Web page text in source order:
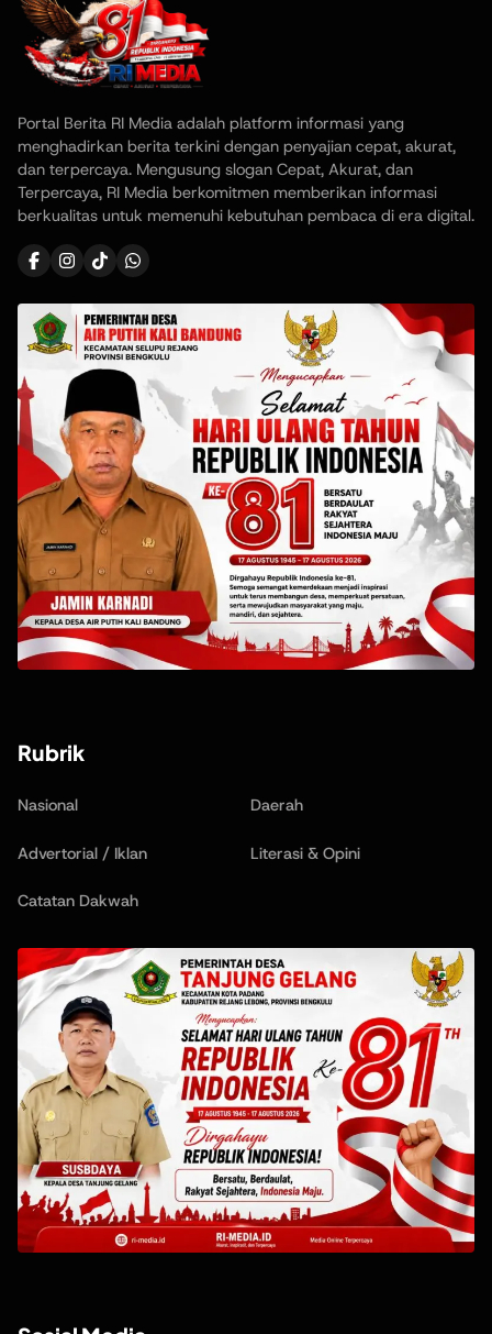
Portal Berita RI Media adalah platform informasi yang
menghadirkan berita terkini dengan penyajian cepat, akurat,
dan terpercaya. Mengusung slogan Cepat, Akurat, dan
Terpercaya, RI Media berkomitmen memberikan informasi
berkualitas untuk memenuhi kebutuhan pembaca di era digital.
Rubrik
Nasional Daerah
Advertorial / Iklan Literasi & Opini
Catatan Dakwah